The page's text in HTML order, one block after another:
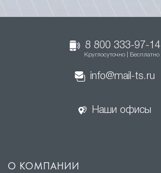
8 800 333-97-14
Круглосуточно | Бесплатно
info@mail-ts.ru
Наши офисы
О КОМПАНИИ